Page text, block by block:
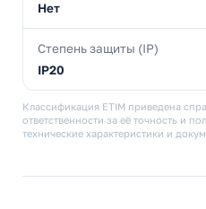
Нет
Степень защиты (IP)
IP20
Классификация ETIM приведена
ответственности за её точность и
технические характеристики и